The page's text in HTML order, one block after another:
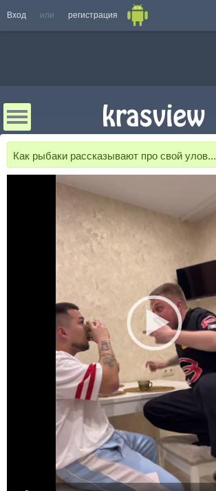
Вход или регистрация
Как рыбаки рассказывают про свой улов...